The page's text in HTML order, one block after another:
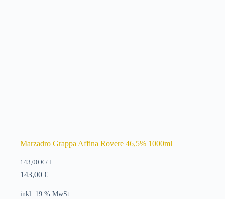
Marzadro Grappa Affina Rovere 46,5% 1000ml
143,00 € / l
143,00 €
inkl. 19 % MwSt.